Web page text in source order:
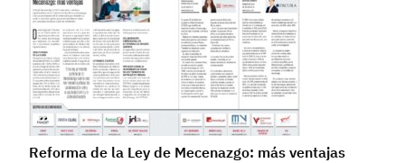
Reforma de la Ley de Mecenazgo: más ventajas